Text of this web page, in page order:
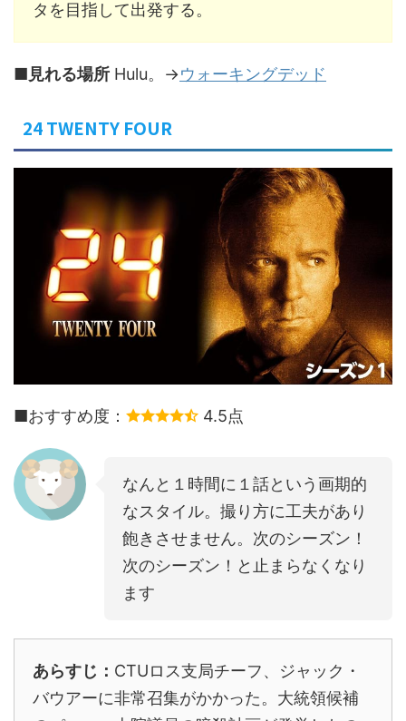
タを目指して出発する。
■見れる場所 Hulu。→ウォーキングデッド
24 TWENTY FOUR
■おすすめ度： 4.5点
なんと１時間に１話という画期的
なスタイル。撮り方に工夫があり
飽きさせません。次のシーズン！
次のシーズン！と止まらなくなり
ます
あらすじ： CTUロス支局チーフ、ジャック・
バウアーに非常召集がかかった。大統領候補